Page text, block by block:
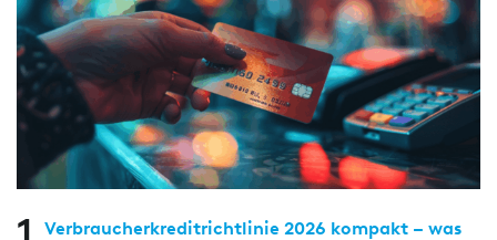
Verbraucherkreditrichtlinie 2026 kompakt – was